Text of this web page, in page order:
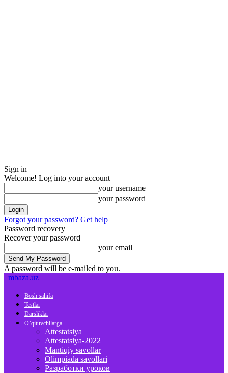
Sign in
Welcome! Log into your account
your username
your password
Forgot your password? Get help
Password recovery
Recover your password
your email
A password will be e-mailed to you.
mbaza.uz
Bosh sahifa
Testlar
Darsliklar
O’qituvchilarga
Attestatsiya
Attestatsiya-2022
Mantiqiy savollar
Olimpiada savollari
Разработки уроков